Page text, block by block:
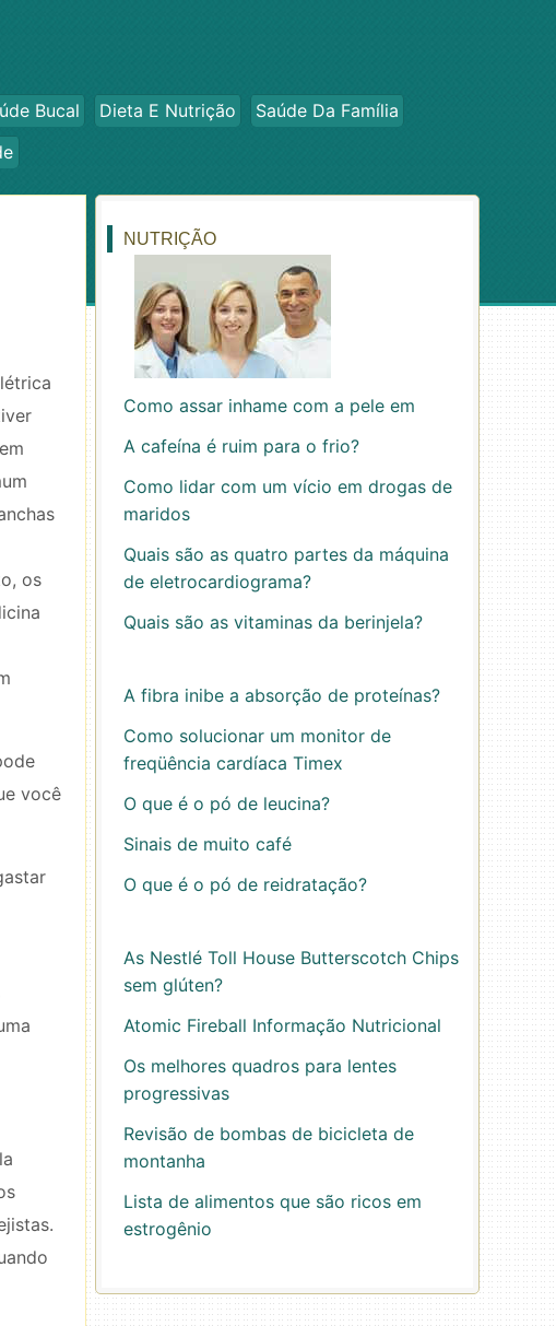
Bucal Dieta E Nutrição
Saúde Da Família
os
você
NUTRIÇÃO
Como assar inhame com a pele em
A cafeína é ruim para o frio?
Como lidar com um vício em drogas de
maridos
Quais são as quatro partes da máquina
de eletrocardiograma?
Quais são as vitaminas da berinjela?
A fibra inibe a absorção de proteínas?
Como solucionar um monitor de
freqüência cardíaca Timex
O que é o pó de leucina?
Sinais de muito café
O que é o pó de reidratação?
As Nestlé Toll House Butterscotch Chips
sem glúten?
Atomic Fireball Informação Nutricional
Os melhores quadros para lentes
progressivas
Revisão de bombas de bicicleta de
montanha
Lista de alimentos que são ricos em
estrogênio